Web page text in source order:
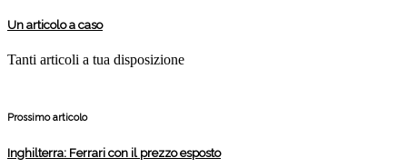
Un articolo a caso
Tanti articoli a tua disposizione
Prossimo articolo
Inghilterra: Ferrari con il prezzo esposto